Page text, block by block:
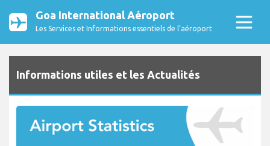
Goa International Aéroport
Les Services et Informations essentiels de l’aéroport
Informations utiles et les Actualités